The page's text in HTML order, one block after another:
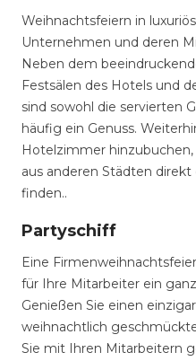
Weihnachtsfeiern in
Unternehmen und deren
Neben dem
Festsälen des Hotels und
sind sowohl die servierten
häufig ein Genuss.
Hotelzimmer
aus anderen Städten
finden..
Partyschiff
Eine
für Ihre Mitarbeiter ein
Genießen Sie einen
weihnachtlich
Sie mit Ihren Mitarbeitern